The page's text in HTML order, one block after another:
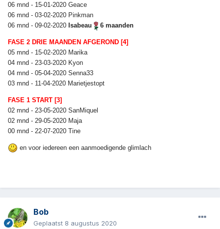
06 mnd - 15-01-2020 Geace
06 mnd - 03-02-2020 Pinkman
06 mnd - 09-02-2020 Isabeau 6 maanden
FASE 2 DRIE MAANDEN AFGEROND [4]
05 mnd - 15-02-2020 Marika
04 mnd - 23-03-2020 Kyon
04 mnd - 05-04-2020 Senna33
03 mnd - 11-04-2020 Marietjestopt
FASE 1 START [3]
02 mnd - 23-05-2020 SanMiquel
02 mnd - 29-05-2020 Maja
00 mnd - 22-07-2020 Tine
en voor iedereen een aanmoedigende glimlach
Bob
Geplaatst 8 augustus 2020